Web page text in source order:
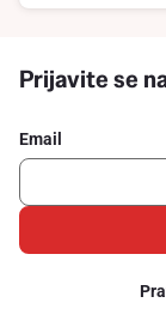
Prijavite se
Email